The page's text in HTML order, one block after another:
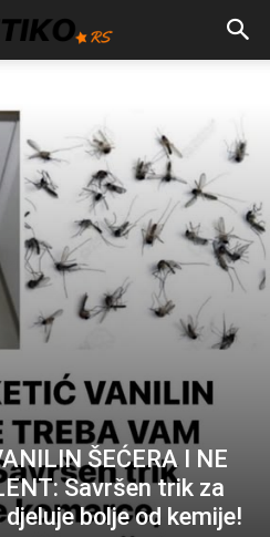
ŠEĆERA I NE
Savršen trik za
bolje od kemije!